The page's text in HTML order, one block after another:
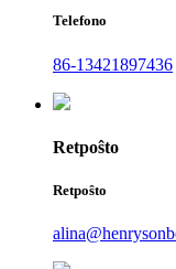
Telefono
86-13421897436
Retpoŝto
Retpoŝto